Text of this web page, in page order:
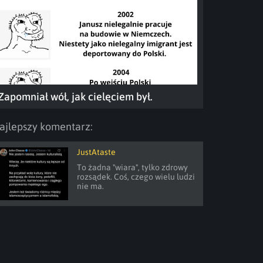
wół, jak cielęciem był.
komentarz:
JustAtaste
To żadna "wiara", tylko zdrowy
rozsądek. Coś, czego wielu ludzi
nie ma.